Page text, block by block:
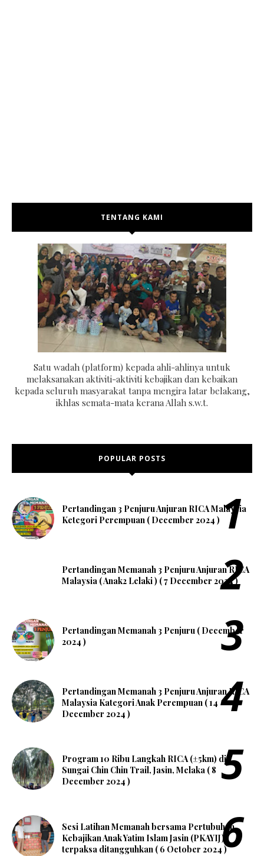
TENTANG KAMI
Satu wadah (platform) kepada ahli-ahlinya untuk
melaksanakan aktiviti-aktiviti kebajikan dan kebaikan
kepada seluruh masyarakat tanpa mengira latar belakang,
ikhlas semata-mata kerana Allah s.w.t.
POPULAR POSTS
Pertandingan 3 Penjuru Anjuran RICA Malaysia
Ketegori Perempuan ( December 2024 )
Pertandingan Memanah 3 Penjuru Anjuran RICA
Malaysia ( Anak2 Lelaki ) ( 7 December 2024 )
Pertandingan Memanah 3 Penjuru ( December
2024 )
Pertandingan Memanah 3 Penjuru Anjuran RICA
Malaysia Kategori Anak Perempuan ( 14
December 2024 )
Program 10 Ribu Langkah RICA (±5km) di
Sungai Chin Chin Trail, Jasin, Melaka ( 8
December 2024 )
Sesi Latihan Memanah bersama Pertubuhan
Kebajikan Anak Yatim Islam Jasin (PKAYIJ)
terpaksa ditangguhkan ( 6 October 2024 )